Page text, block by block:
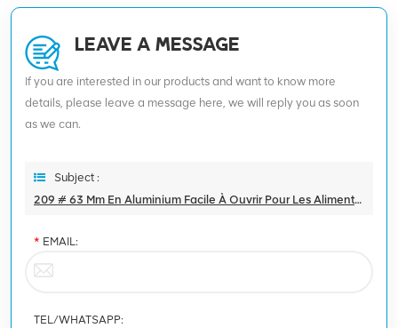
LEAVE A MESSAGE
If you are interested in our products and want to know more
details, please leave a message here, we will reply you as soon
as we can.
Subject :
209 # 63 Mm En Aluminium Facile À Ouvrir Pour Les Aliments Séchés
* EMAIL:
TEL/WHATSAPP: